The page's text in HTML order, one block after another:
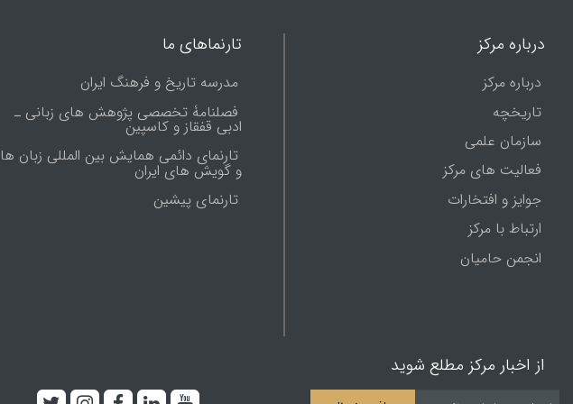
درباره مرکز
درباره مرکز
تاریخچه
سازمان علمی
فعالیت های مرکز
جوایز و افتخارات
ارتباط با مرکز
انجمن حامیان
تارنماهای ما
مدرسه تاریخ و فرهنگ ایران
فصلنامۀ تخصصی پژوهش های زبانی ـ
ادبی قفقاز و کاسپین
تارنمای دائمی همایش بین المللی زبان ها
و گویش های ایران
تارنماى پيشين
از اخبار مرکز مطلع شوید